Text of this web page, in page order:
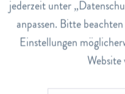
trocken, lichtgeschützt
aufbewahren.
2 Kapseln täglich mit
Tagesdosis nicht
jederzeit unter
anpassen. Bitte
Einstellungen
Website